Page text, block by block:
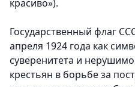
красиво»).
Государственный флаг
апреля 1924 года как
суверенитета и
крестьян в борьбе за